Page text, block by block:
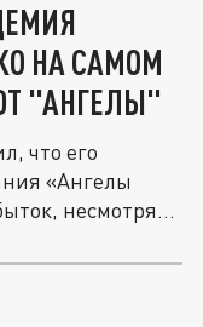
НА САМОМ
"АНГЕЛЫ"
что его
«Ангелы
несмотря